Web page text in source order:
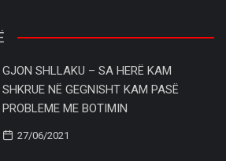
GJON SHLLAKU – SA HERË KAM
SHKRUE NË GEGNISHT KAM PASË
PROBLEME ME BOTIMIN
27/06/2021